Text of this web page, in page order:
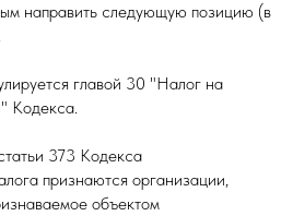
направить следующую позицию (в
главой 30 "Налог на
Кодекса.
373 Кодекса
признаются организации,
объектом